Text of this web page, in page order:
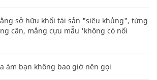
sở hữu khối tài sản "siêu khủng", từng
cân, mắng cựu mẫu 'không có nổi
ám bạn không bao giờ nên gọi